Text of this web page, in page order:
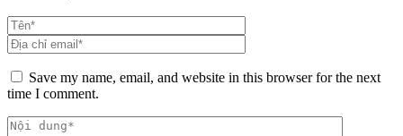
Save my name, email, and website in this browser for the next
time I comment.